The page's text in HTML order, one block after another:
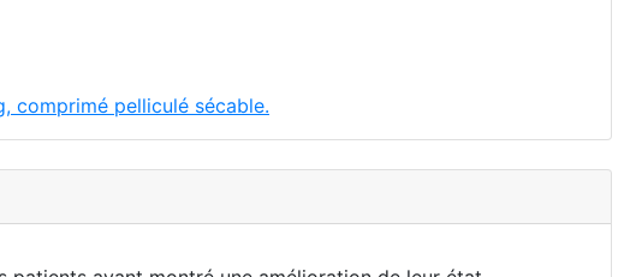
comprimé pelliculé sécable.